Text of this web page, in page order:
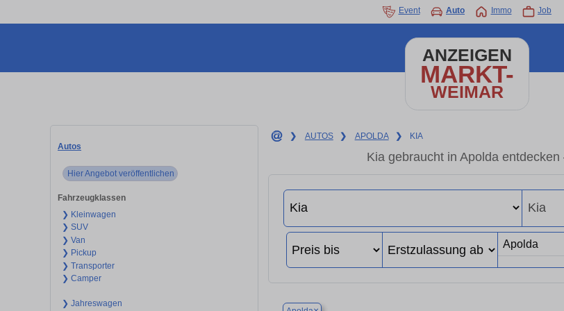
Event Auto Immo Job
ANZEIGEN
MARKT-
WEIMAR
Autos
Hier Angebot veröffentlichen
Fahrzeugklassen
❯ Kleinwagen
❯ SUV
❯ Van
❯ Pickup
❯ Transporter
❯ Camper
❯ Jahreswagen
❯ AUTOS ❯ APOLDA ❯ KIA
Kia gebraucht in Apolda